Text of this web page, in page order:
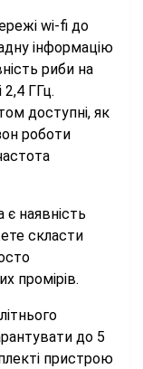
wi-fi до
інформацію
риби на
ГГц.
доступні, як
роботи
наявність
скласти
промірів.
до 5
пристрою